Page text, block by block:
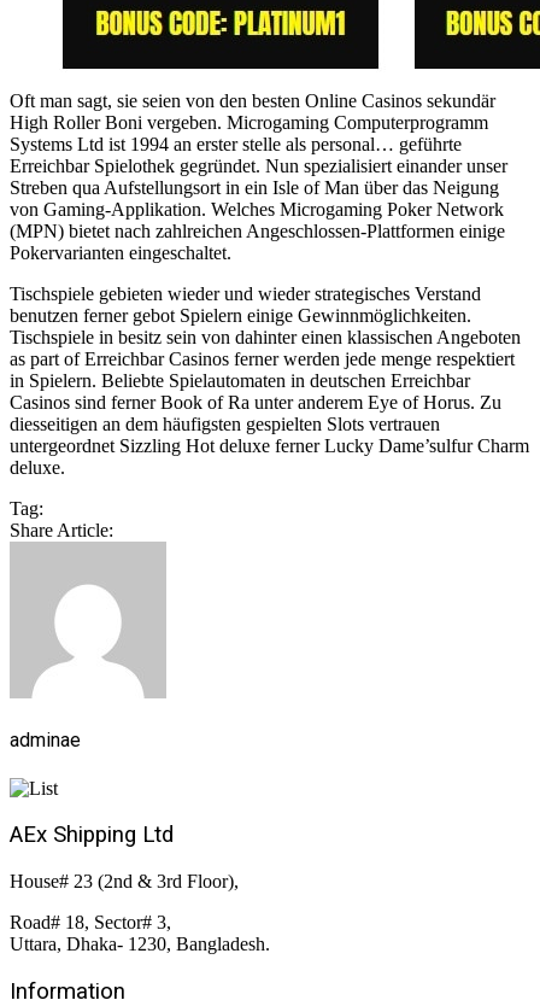
Oft man sagt, sie seien von den besten Online Casinos sekundär
High Roller Boni vergeben. Microgaming Computerprogramm
Systems Ltd ist 1994 an erster stelle als personal… geführte
Erreichbar Spielothek gegründet. Nun spezialisiert einander unser
Streben qua Aufstellungsort in ein Isle of Man über das Neigung
von Gaming-Applikation. Welches Microgaming Poker Network
(MPN) bietet nach zahlreichen Angeschlossen-Plattformen einige
Pokervarianten eingeschaltet.
Tischspiele gebieten wieder und wieder strategisches Verstand
benutzen ferner gebot Spielern einige Gewinnmöglichkeiten.
Tischspiele in besitz sein von dahinter einen klassischen Angeboten
as part of Erreichbar Casinos ferner werden jede menge respektiert
in Spielern. Beliebte Spielautomaten in deutschen Erreichbar
Casinos sind ferner Book of Ra unter anderem Eye of Horus. Zu
diesseitigen an dem häufigsten gespielten Slots vertrauen
untergeordnet Sizzling Hot deluxe ferner Lucky Dame’sulfur Charm
deluxe.
Tag:
Share Article:
adminae
AEx Shipping Ltd
House# 23 (2nd & 3rd Floor),
Road# 18, Sector# 3,
Uttara, Dhaka- 1230, Bangladesh.
Information